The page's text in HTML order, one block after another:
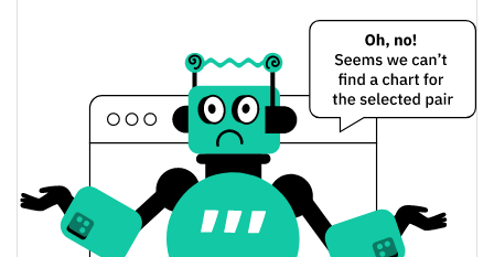
$0.020318957
Abertura / Fecho de
$0.020316391 /
$0.020318957
A mudança de ontem
Volume de ontem $68,825.957